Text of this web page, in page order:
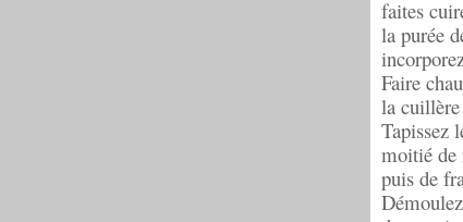
faites
la purée
Faire
la
Tapissez
moitié de
puis de